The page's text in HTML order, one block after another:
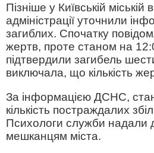
Пізніше у Київській міській
адміністрації уточнили
загиблих. Спочатку
жертв, проте станом на
підтвердили загибель
виключала, що кількість
За інформацією ДСНС,
кількість постраждалих
Психологи служби надали
мешканцям міста.